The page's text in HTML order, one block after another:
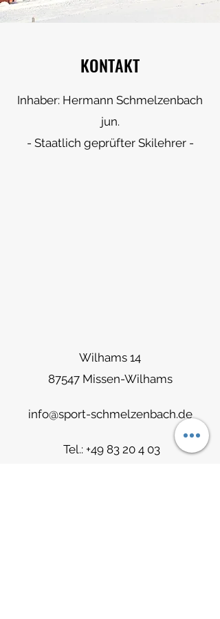
KONTAKT
Inhaber: Hermann Schmelzenbach
jun.
- Staatlich geprüfter Skilehrer -
Wilhams 14
87547 Missen-Wilhams
info@sport-schmelzenbach.de
Tel.: +49 83 20 4 03